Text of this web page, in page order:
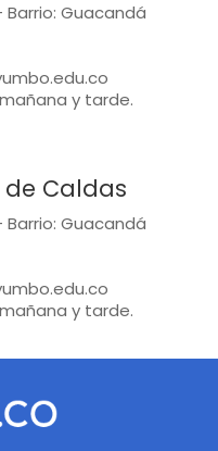
Barrio: Guacandá
y tarde.
de Caldas
Barrio: Guacandá
y tarde.